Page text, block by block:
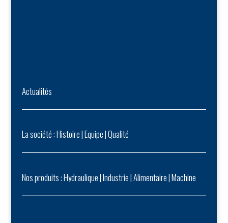
Actualités
La société :Histoire|Equipe|Qualité
Nos produits :Hydraulique|Industrie|Alimentaire|Machine